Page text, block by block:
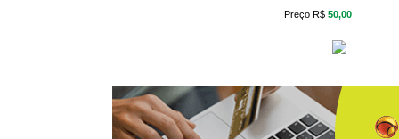
Preço R$ 50,00